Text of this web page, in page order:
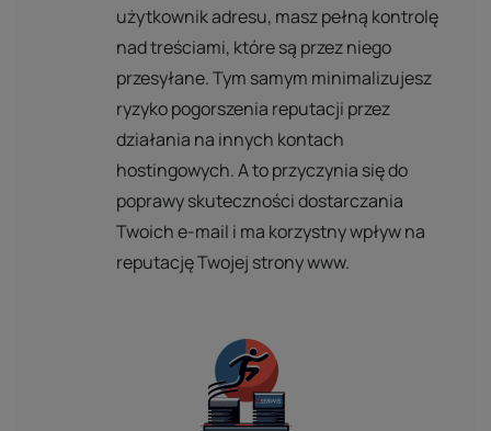
użytkownik adresu, masz pełną kontrolę
nad treściami, które są przez niego
przesyłane. Tym samym minimalizujesz
ryzyko pogorszenia reputacji przez
działania na innych kontach
hostingowych. A to przyczynia się do
poprawy skuteczności dostarczania
Twoich e-mail i ma korzystny wpływ na
reputację Twojej strony www.